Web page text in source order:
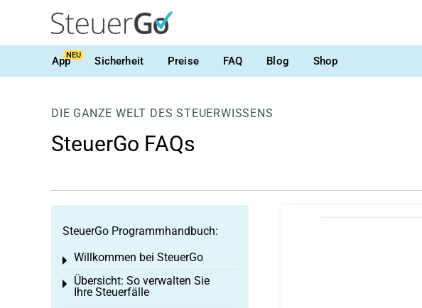
AppNEU Sicherheit Preise FAQ Blog Shop
DIE GANZE WELT DES STEUERWISSENS
SteuerGo FAQs
SteuerGo Programmhandbuch:
Willkommen bei SteuerGo
Toggle menu
Übersicht: So verwalten Sie
Ihre Steuerfälle
Toggle menu